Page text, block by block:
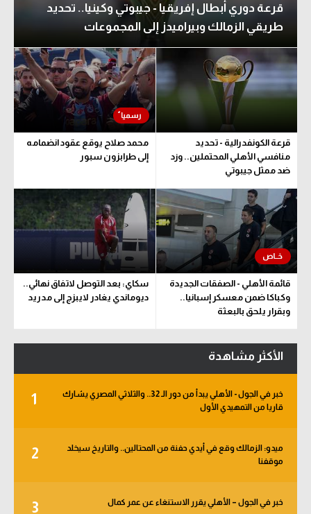
قرعة دوري أبطال إفريقيا - جيبوتي وكينيا.. تحديد
طريقي الزمالك وبيراميدز إلى المجموعات
قرعة الكونفدرالية - تحديد
منافسي الأهلي المحتملين.. وزد
ضد ممثل جيبوتي
محمد صلاح يوقع عقود انضمامه
إلى طرابزون سبور
قائمة الأهلي - الصفقات الجديدة
وكباكا ضمن معسكر إسبانيا..
وبقرار يلحق بالبعثة
سكاي: بعد التوصل لاتفاق نهائي..
ديوماندي يغادر لايبزج إلى مدريد
الأكثر مشاهدة
1
خبر في الجول - الأهلي يبدأ من دور الـ 32.. والثلاثي المصري يشارك
قاريا من التمهيدي الأول
2
ميدو: الزمالك وقع في أيدي حفنة من المحتالين.. والتاريخ سيخلد
موقفنا
3 خبر في الجول – الأهلي يقرر الاستنغاء عن عمر كمال